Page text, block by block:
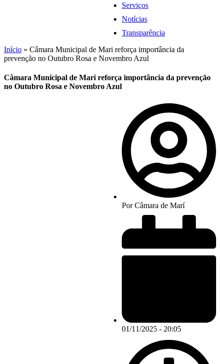
Serviços
Notícias
Transparência
Início » Câmara Municipal de Mari reforça importância da
prevenção no Outubro Rosa e Novembro Azul
Câmara Municipal de Mari reforça importância da prevenção
no Outubro Rosa e Novembro Azul
PorCâmara de Marí
01/11/2025 - 20:05